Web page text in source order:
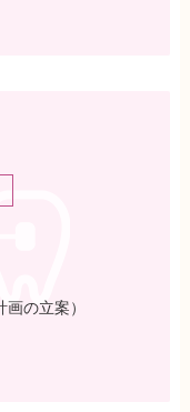
画の立案）